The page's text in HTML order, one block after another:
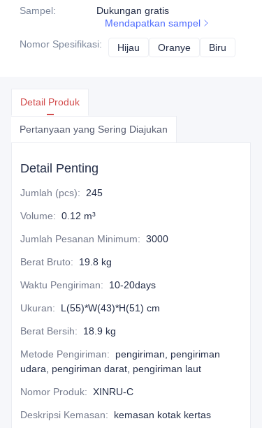
Sampel:
Dukungan gratis
Mendapatkan sampel
Nomor Spesifikasi: Hijau HijauOranye Oranye
Biru
Detail Produk
Pertanyaan yang Sering Diajukan
Detail Penting
Jumlah (pcs): 245
Volume: 0.12 m³
Jumlah Pesanan Minimum: 3000
Berat Bruto: 19.8 kg
Waktu Pengiriman: 10-20days
Ukuran: L(55)*W(43)*H(51) cm
Berat Bersih: 18.9 kg
Metode Pengiriman:
pengiriman, pengiriman
udara, pengiriman darat, pengiriman laut
Nomor Produk: XINRU-C
Deskripsi Kemasan: kemasan kotak kertas